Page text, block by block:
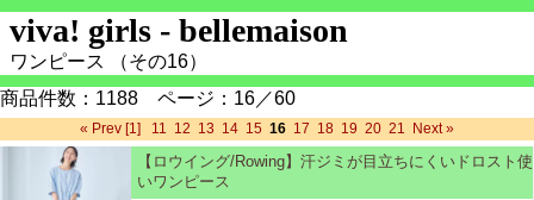
viva! girls - bellemaison
ワンピース （その16）
商品件数：1188 ページ：16／60
« Prev [1] 11 12 13 14 15 16 17 18 19 20 21 Next »
【ロウイング/Rowing】汗ジミが目立ちにくいドロスト使
いワンピース